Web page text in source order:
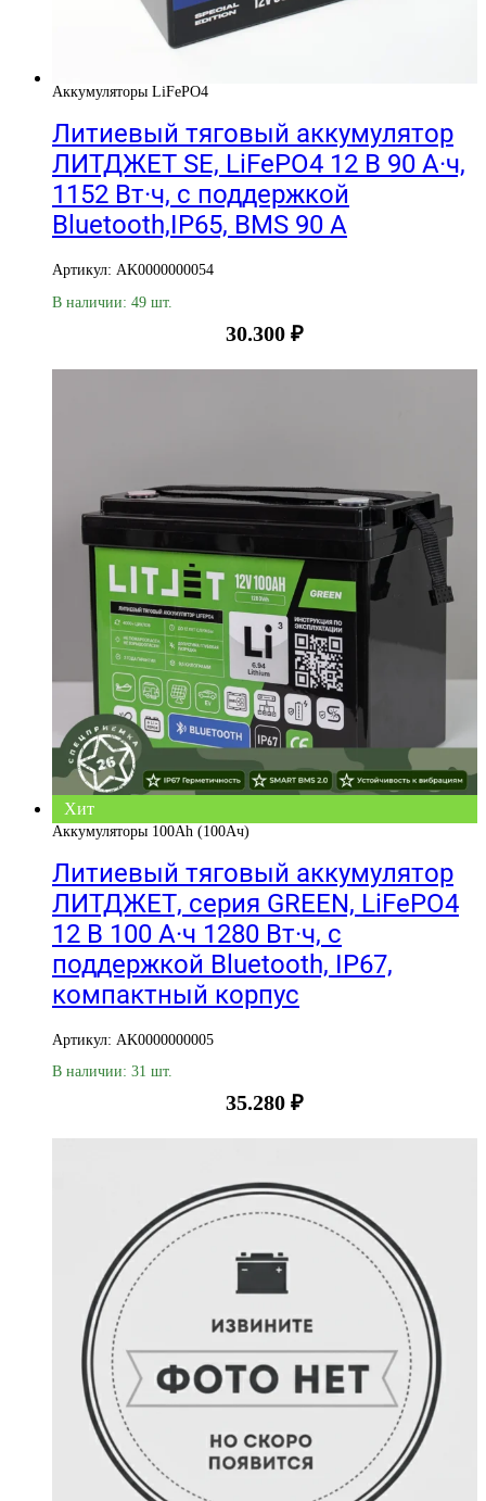
Аккумуляторы LiFePO4
Литиевый тяговый аккумулятор
ЛИТДЖЕТ SE, LiFePO4 12 В 90 А·ч,
1152 Вт·ч, с поддержкой
Bluetooth,IP65, BMS 90 А
Артикул: AK0000000054
В наличии: 49 шт.
30.300 ₽
Хит
Аккумуляторы 100Ah (100Ач)
Литиевый тяговый аккумулятор
ЛИТДЖЕТ, серия GREEN, LiFePO4
12 В 100 А·ч 1280 Вт·ч, с
поддержкой Bluetooth, IP67,
компактный корпус
Артикул: AK0000000005
В наличии: 31 шт.
35.280 ₽